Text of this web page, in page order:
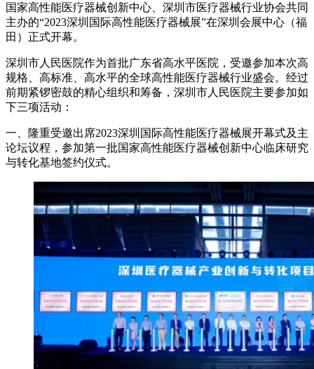
国家高性能医疗器械创新中心、深圳市医疗器械行业协会共同
主办的“2023深圳国际高性能医疗器械展”在深圳会展中心（福
田）正式开幕。
深圳市人民医院作为首批广东省高水平医院，受邀参加本次高
规格、高标准、高水平的全球高性能医疗器械行业盛会。经过
前期紧锣密鼓的精心组织和筹备，深圳市人民医院主要参加如
下三项活动：
一、隆重受邀出席2023深圳国际高性能医疗器械展开幕式及主
论坛议程，参加第一批国家高性能医疗器械创新中心临床研究
与转化基地签约仪式。